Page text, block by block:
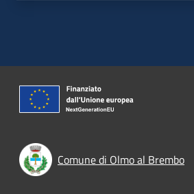
Comune di Olmo al Brembo